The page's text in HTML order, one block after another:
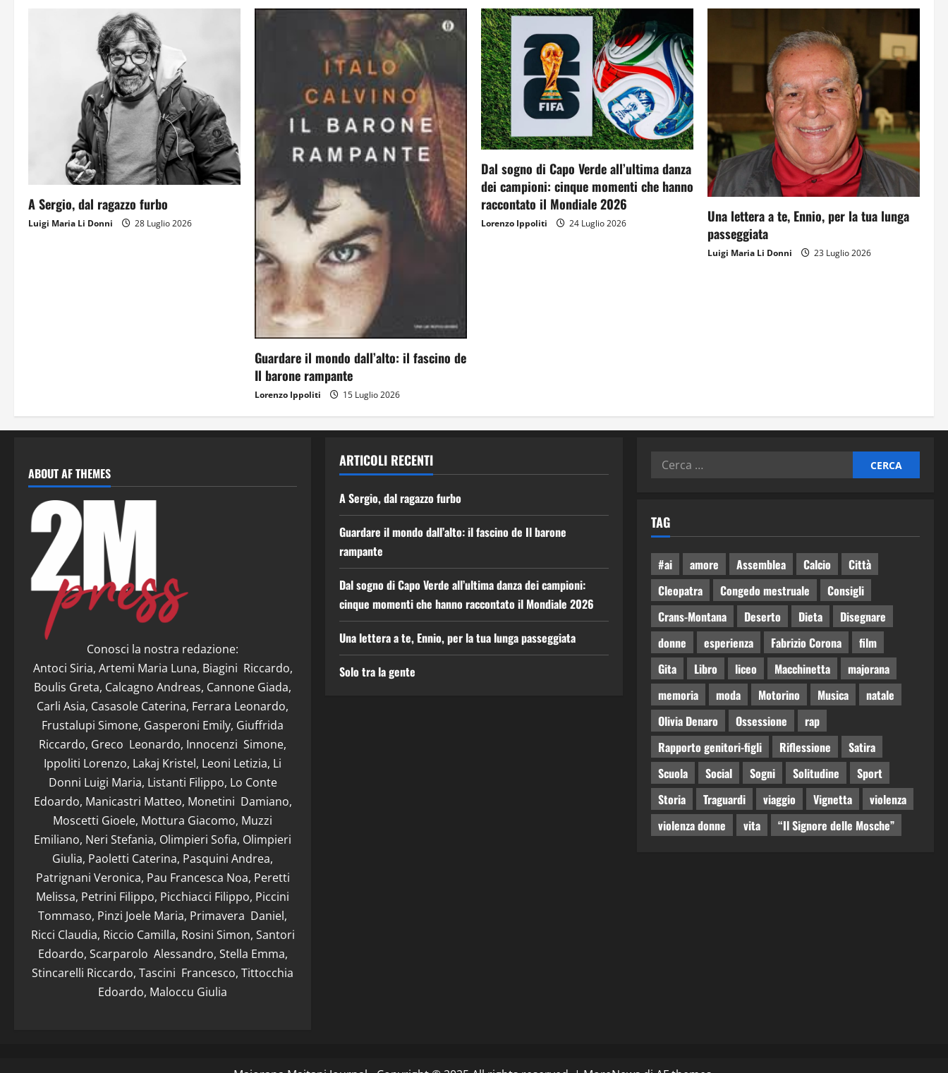
1 23 Giugno 2026
Il futuro ha ancora bisogno di
noi?
14 Giugno 2026
3
Orientarsi significa Scegliere.
Ogni gesto lascia un impronta
13 Giugno 2026
Come hanno fatto? La scalata
lampo del Como 1907 verso
A Sergio, dal ragazzo furbo
Luigi Maria Li Donni 28 Luglio 2026
Guardare il mondo dall’alto: il fascino de
Il barone rampante
Lorenzo Ippoliti 15 Luglio 2026
Dal sogno di Capo Verde all’ultima danza
dei campioni: cinque momenti che hanno
raccontato il Mondiale 2026
Lorenzo Ippoliti 24 Luglio 2026
Una lettera a te, Ennio, per la tua lunga
passeggiata
Luigi Maria Li Donni 23 Luglio 2026
ABOUT AF THEMES
Conosci la nostra redazione:
Antoci Siria, Artemi Maria Luna, Biagini Riccardo,
Boulis Greta, Calcagno Andreas, Cannone Giada,
Carli Asia, Casasole Caterina, Ferrara Leonardo,
Frustalupi Simone, Gasperoni Emily, Giuffrida
Riccardo, Greco Leonardo, Innocenzi Simone,
Ippoliti Lorenzo, Lakaj Kristel, Leoni Letizia, Li
Donni Luigi Maria, Listanti Filippo, Lo Conte
Edoardo, Manicastri Matteo, Monetini Damiano,
Moscetti Gioele, Mottura Giacomo, Muzzi
Emiliano, Neri Stefania, Olimpieri Sofia, Olimpieri
Giulia, Paoletti Caterina, Pasquini Andrea,
Patrignani Veronica, Pau Francesca Noa, Peretti
Melissa, Petrini Filippo, Picchiacci Filippo, Piccini
Tommaso, Pinzi Joele Maria, Primavera Daniel,
Ricci Claudia, Riccio Camilla, Rosini Simon, Santori
Edoardo, Scarparolo Alessandro, Stella Emma,
Stincarelli Riccardo, Tascini Francesco, Tittocchia
Edoardo, Maloccu Giulia
ARTICOLI RECENTI
A Sergio, dal ragazzo furbo
Guardare il mondo dall’alto: il fascino de Il barone
rampante
Dal sogno di Capo Verde all’ultima danza dei campioni:
cinque momenti che hanno raccontato il Mondiale 2026
Una lettera a te, Ennio, per la tua lunga passeggiata
Solo tra la gente
TAG
#ai amore Assemblea Calcio
Città
Cleopatra
Congedo mestruale
Consigli
Crans-Montana
Deserto Dieta
Disegnare
donne
esperienza Fabrizio Corona
film
Gita
Libro liceo Macchinetta
majorana
memoria
moda Motorino Musica
natale
Olivia Denaro
Ossessione
rap
Rapporto genitori-figli
Riflessione
Satira
Scuola
Social Sogni Solitudine
Sport
Storia
Traguardi viaggio Vignetta
violenza
violenza donne
vita “Il Signore delle Mosche”